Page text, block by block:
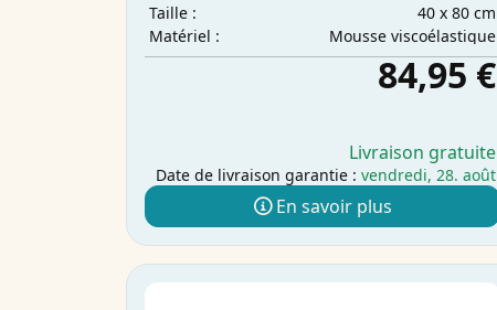
Taille :
40 x 80 cm
Matériel :
Mousse viscoélastique
84,95 €
Livraison gratuite
Date de livraison garantie : vendredi, 28. août
En savoir plus